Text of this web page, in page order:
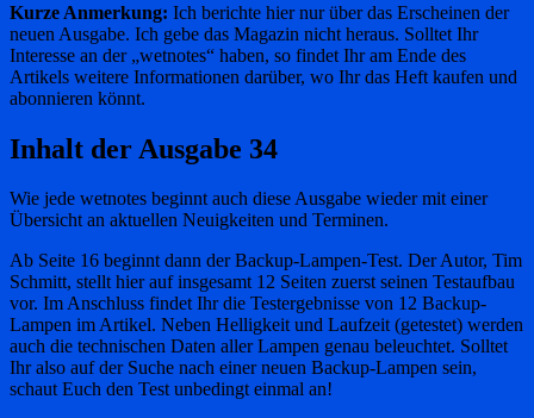
Kurze Anmerkung: Ich berichte hier nur über das Erscheinen der
neuen Ausgabe. Ich gebe das Magazin nicht heraus. Solltet Ihr
Interesse an der „wetnotes“ haben, so findet Ihr am Ende des
Artikels weitere Informationen darüber, wo Ihr das Heft kaufen und
abonnieren könnt.
Inhalt der Ausgabe 34
Wie jede wetnotes beginnt auch diese Ausgabe wieder mit einer
Übersicht an aktuellen Neuigkeiten und Terminen.
Ab Seite 16 beginnt dann der Backup-Lampen-Test. Der Autor, Tim
Schmitt, stellt hier auf insgesamt 12 Seiten zuerst seinen Testaufbau
vor. Im Anschluss findet Ihr die Testergebnisse von 12 Backup-
Lampen im Artikel. Neben Helligkeit und Laufzeit (getestet) werden
auch die technischen Daten aller Lampen genau beleuchtet. Solltet
Ihr also auf der Suche nach einer neuen Backup-Lampen sein,
schaut Euch den Test unbedingt einmal an!